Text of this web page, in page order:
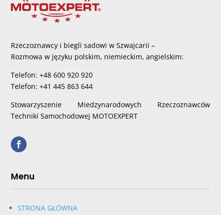
Rzeczoznawcy i biegli sadowi w Szwajcarii –
Rozmowa w języku polskim, niemieckim, angielskim:
Telefon: +48 600 920 920
Telefon: +41 445 863 644
Stowarzyszenie Miedzynarodowych Rzeczoznawców
Techniki Samochodowej MOTOEXPERT
Menu
STRONA GŁÓWNA